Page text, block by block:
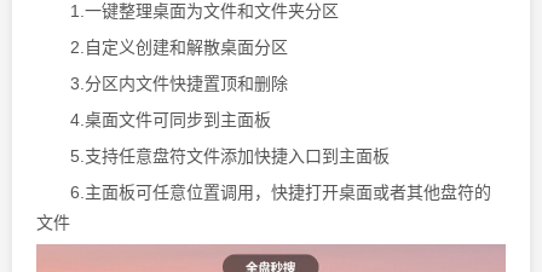
1.一键整理桌面为文件和文件夹分区
2.自定义创建和解散桌面分区
3.分区内文件快捷置顶和删除
4.桌面文件可同步到主面板
5.支持任意盘符文件添加快捷入口到主面板
6.主面板可任意位置调用，快捷打开桌面或者其他盘符的
文件